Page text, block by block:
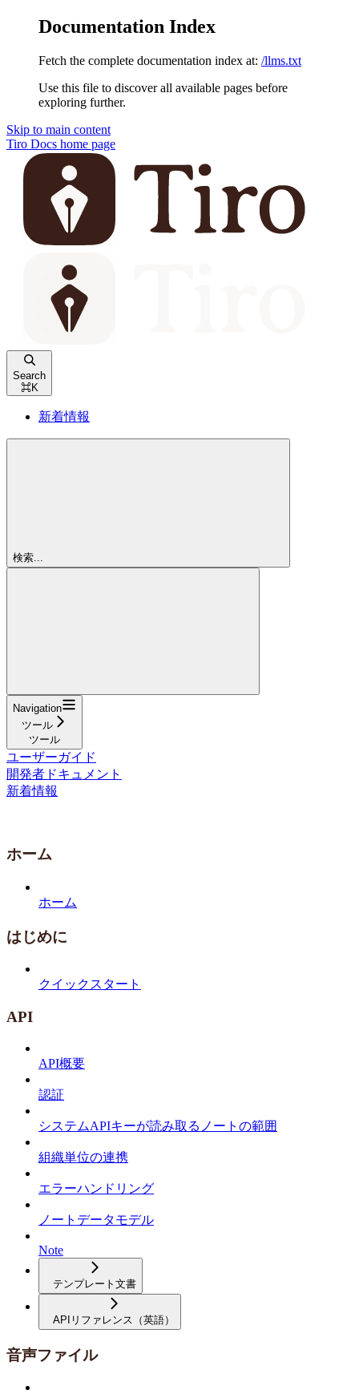
Documentation Index
Fetch the complete documentation index at: /llms.txt
Use this file to discover all available pages before
exploring further.
Skip to main content
Tiro Docs home page
Search
⌘K
新着情報
検索...
Navigation
ツール
ツール
ユーザーガイド
開発者ドキュメント
新着情報
ホーム
ホーム
はじめに
クイックスタート
API
API概要
認証
システムAPIキーが読み取るノートの範囲
組織単位の連携
エラーハンドリング
ノートデータモデル
Note
テンプレート文書
APIリファレンス（英語）
音声ファイル